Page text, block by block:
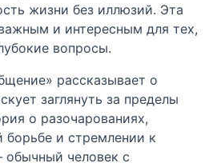
жизни без иллюзий. Эта
и интересным для тех,
вопросы.
рассказывает о
заглянуть за пределы
о разочарованиях,
борьбе и стремлении к
человек с